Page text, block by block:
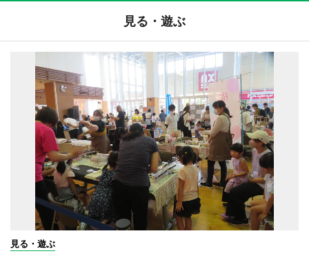
見る・遊ぶ
見る・遊ぶ